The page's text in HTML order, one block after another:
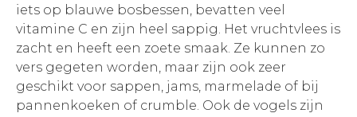
iets op blauwe bosbessen, bevatten veel
vitamine C en zijn heel sappig. Het vruchtvlees is
zacht en heeft een zoete smaak. Ze kunnen zo
vers gegeten worden, maar zijn ook zeer
geschikt voor sappen, jams, marmelade of bij
pannenkoeken of crumble. Ook de vogels zijn